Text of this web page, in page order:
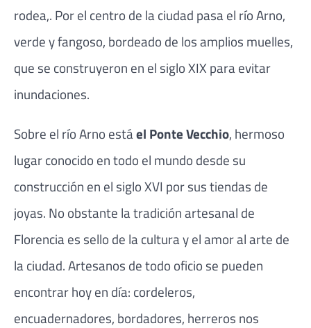
rodea,. Por el centro de la ciudad pasa el río Arno,
verde y fangoso, bordeado de los amplios muelles,
que se construyeron en el siglo XIX para evitar
inundaciones.
Sobre el río Arno estáel Ponte Vecchio, hermoso
lugar conocido en todo el mundo desde su
construcción en el siglo XVI por sus tiendas de
joyas. No obstante la tradición artesanal de
Florencia es sello de la cultura y el amor al arte de
la ciudad. Artesanos de todo oficio se pueden
encontrar hoy en día: cordeleros,
encuadernadores, bordadores, herreros nos